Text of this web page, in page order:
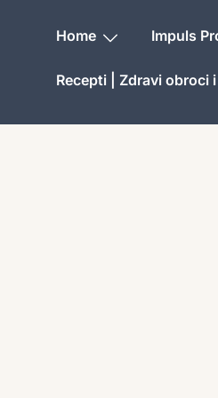
Home Impuls
Recepti | Zdravi obroci